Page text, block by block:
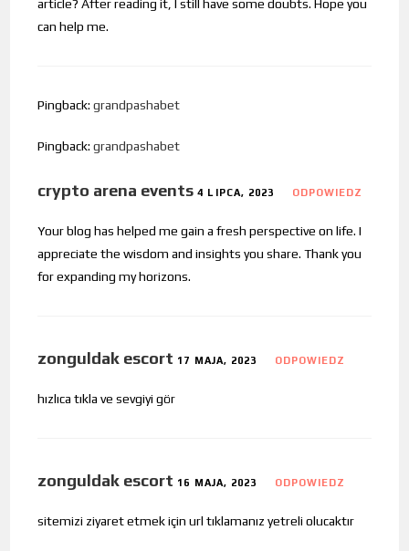
article? After reading it, I still have some doubts. Hope you
can help me.
Pingback:grandpashabet
Pingback:grandpashabet
crypto arena events 4 LIPCA, 2023 ODPOWIEDZ
Your blog has helped me gain a fresh perspective on life. I
appreciate the wisdom and insights you share. Thank you
for expanding my horizons.
zonguldak escort 17 MAJA, 2023 ODPOWIEDZ
hızlıca tıkla ve sevgiyi gör
zonguldak escort 16 MAJA, 2023 ODPOWIEDZ
sitemizi ziyaret etmek için url tıklamanız yetreli olucaktır